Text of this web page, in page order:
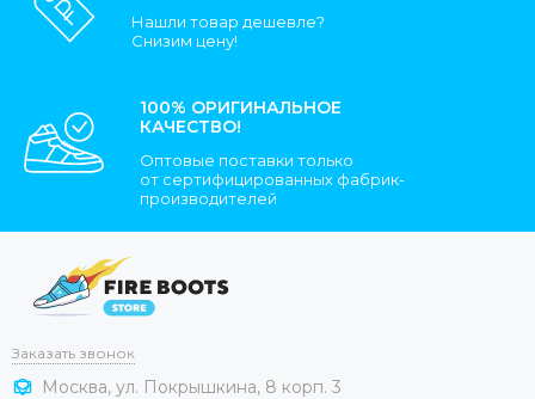
Нашли товар дешевле?
Снизим цену!
100% ОРИГИНАЛЬНОЕ
КАЧЕСТВО!
Оптовые поставки только
от сертифицированных фабрик-
производителей
Заказать звонок
Москва, ул. Покрышкина, 8 корп. 3